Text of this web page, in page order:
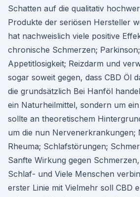
Schatten auf die qualitativ
Produkte der seriösen Hersteller
hat nachweislich viele positive
chronische Schmerzen;
Appetitlosigkeit; Reizdarm und
sogar soweit gegen, dass CBD Öl
die grundsätzlich Bei Hanföl
ein Naturheilmittel, sondern um
sollte an theoretischem
um die nun Nervenerkrankungen;
Rheuma; Schlafstörungen;
Sanfte Wirkung gegen
Schlaf- und Viele Menschen
erster Linie mit Vielmehr soll CBD